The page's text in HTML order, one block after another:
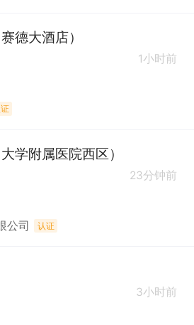
德大酒店）
1小时前
学附属医院西区）
23分钟前
公司 认证
3小时前